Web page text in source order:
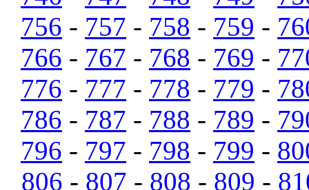
756 - 757 - 758 - 759 -
766 - 767 - 768 - 769 -
776 - 777 - 778 - 779 -
786 - 787 - 788 - 789 -
796 - 797 - 798 - 799 -
806 - 807 - 808 - 809 -